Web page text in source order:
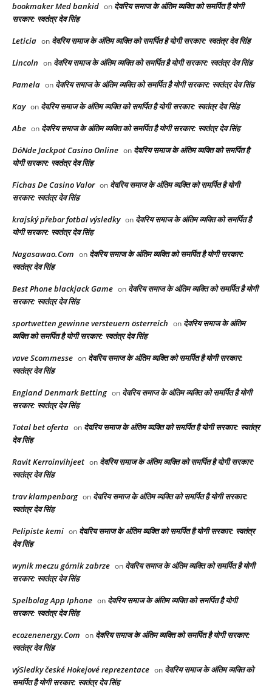
bookmaker Med bankid on देवरिय समाज के अंतिम व्यक्ति को समर्पित है योगी
सरकार: स्वतंत्र देव सिंह
Leticia on देवरिय समाज के अंतिम व्यक्ति को समर्पित है योगी सरकार: स्वतंत्र देव सिंह
Lincoln on देवरिय समाज के अंतिम व्यक्ति को समर्पित है योगी सरकार: स्वतंत्र देव सिंह
Pamela on देवरिय समाज के अंतिम व्यक्ति को समर्पित है योगी सरकार: स्वतंत्र देव सिंह
Kay on देवरिय समाज के अंतिम व्यक्ति को समर्पित है योगी सरकार: स्वतंत्र देव सिंह
Abe on देवरिय समाज के अंतिम व्यक्ति को समर्पित है योगी सरकार: स्वतंत्र देव सिंह
DóNde Jackpot Casino Online on देवरिय समाज के अंतिम व्यक्ति को समर्पित है
योगी सरकार: स्वतंत्र देव सिंह
Fichas De Casino Valor on देवरिय समाज के अंतिम व्यक्ति को समर्पित है योगी
सरकार: स्वतंत्र देव सिंह
krajský přebor fotbal výsledky on देवरिय समाज के अंतिम व्यक्ति को समर्पित है
योगी सरकार: स्वतंत्र देव सिंह
Nagasawao.Com on देवरिय समाज के अंतिम व्यक्ति को समर्पित है योगी सरकार:
स्वतंत्र देव सिंह
Best Phone blackjack Game on देवरिय समाज के अंतिम व्यक्ति को समर्पित है योगी
सरकार: स्वतंत्र देव सिंह
sportwetten gewinne versteuern österreich on देवरिय समाज के अंतिम
व्यक्ति को समर्पित है योगी सरकार: स्वतंत्र देव सिंह
vave Scommesse on देवरिय समाज के अंतिम व्यक्ति को समर्पित है योगी सरकार:
स्वतंत्र देव सिंह
England Denmark Betting on देवरिय समाज के अंतिम व्यक्ति को समर्पित है योगी
सरकार: स्वतंत्र देव सिंह
Total bet oferta on देवरिय समाज के अंतिम व्यक्ति को समर्पित है योगी सरकार: स्वतंत्र
देव सिंह
Ravit Kerroinvihjeet on देवरिय समाज के अंतिम व्यक्ति को समर्पित है योगी सरकार:
स्वतंत्र देव सिंह
trav klampenborg on देवरिय समाज के अंतिम व्यक्ति को समर्पित है योगी सरकार:
स्वतंत्र देव सिंह
Pelipiste kemi on देवरिय समाज के अंतिम व्यक्ति को समर्पित है योगी सरकार: स्वतंत्र
देव सिंह
wynik meczu górnik zabrze on देवरिय समाज के अंतिम व्यक्ति को समर्पित है योगी
सरकार: स्वतंत्र देव सिंह
Spelbolag App Iphone on देवरिय समाज के अंतिम व्यक्ति को समर्पित है योगी
सरकार: स्वतंत्र देव सिंह
ecozenenergy.Com on देवरिय समाज के अंतिम व्यक्ति को समर्पित है योगी सरकार:
स्वतंत्र देव सिंह
výSledky české Hokejové reprezentace on देवरिय समाज के अंतिम व्यक्ति को
समर्पित है योगी सरकार: स्वतंत्र देव सिंह